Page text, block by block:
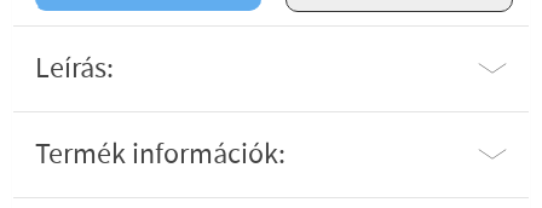
Leírás:
Termék információk: